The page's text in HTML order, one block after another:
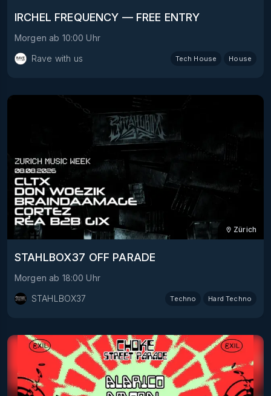
IRCHEL FREQUENCY — FREE ENTRY
Morgen ab 10:00 Uhr
Rave with us
Tech House House
Zürich
STAHLBOX37 OFF PARADE
Morgen ab 18:00 Uhr
STAHLBOX37
Techno Hard Techno